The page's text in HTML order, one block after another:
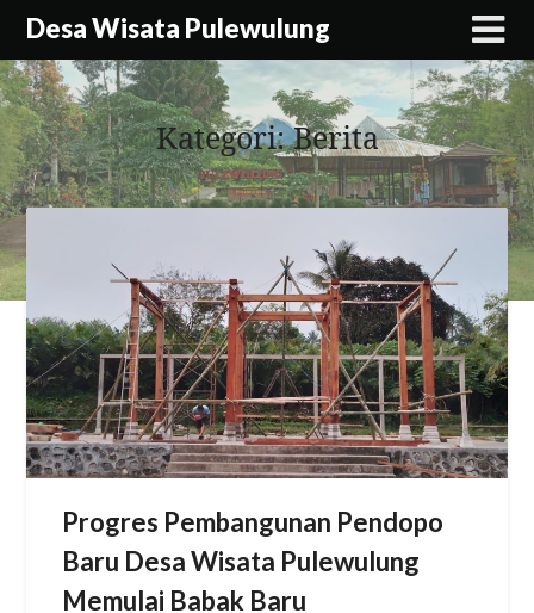
Skip
content
Desa Wisata Pulewulung
Kategori:Berita
Progres Pembangunan Pendopo
Baru Desa Wisata Pulewulung
Memulai Babak Baru